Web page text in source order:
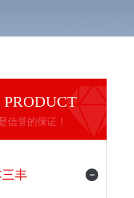
PRODUCT
信誉的保证！
丰